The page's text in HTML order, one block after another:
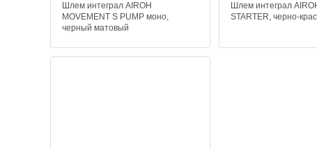
Шлем интеграл AIROH
MOVEMENT S PUMP моно,
черный матовый
Шлем интеграл
STARTER, черно-